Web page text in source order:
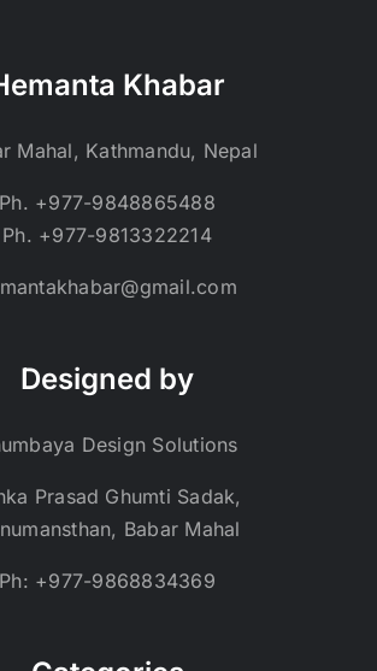
Khabar
Mahal, Kathmandu, Nepal
Ph. +977-9848865488
Ph. +977-9813322214
Designed by
Design Solutions
Prasad Ghumti Sadak,
Babar Mahal
Ph: +977-9868834369